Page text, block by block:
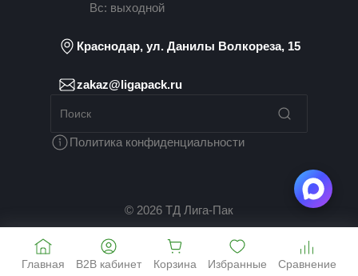
Вс: выходной
Краснодар, ул. Данилы Волкореза, 15
zakaz@ligapack.ru
Политика конфиденциальности
© 2026 ТД Лига-Пак
Главная B2B кабинет Корзина Избранные Сравнение